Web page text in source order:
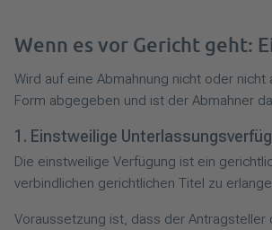
Wenn es vor Gericht geht:
Wird auf eine Abmahnung nicht oder
Form abgegeben und ist der Abmahner
1. Einstweilige
Die einstweilige Verfügung ist ein
verbindlichen gerichtlichen Titel zu
Voraussetzung ist, dass der Antragsteller